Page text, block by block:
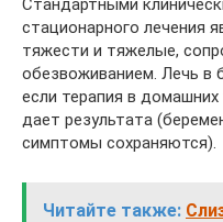
стационарного лечения
тяжести и тяжелые,
обезвоживанием. Лечь в
если терапия в домашних
дает результата
симптомы сохраняются).
Читайте также: